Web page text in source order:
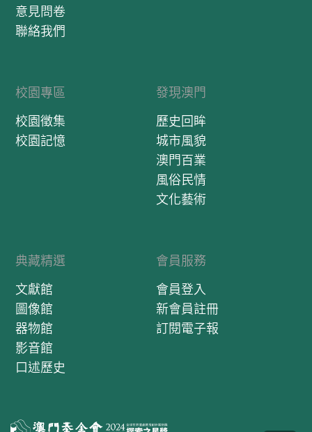
意見問卷
聯絡我們
校園專區
校園徵集
校園記憶
發現澳門
歷史回眸
城市風貌
澳門百業
風俗民情
文化藝術
典藏精選
文獻館
圖像館
器物館
影音館
口述歷史
會員服務
會員登入
新會員註冊
訂閱電子報